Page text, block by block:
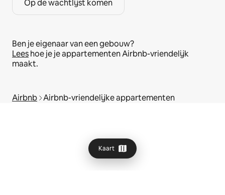
Kaart
Op de wachtlijst komen
Ben je eigenaar van een gebouw?
Leeshoe je je appartementen Airbnb-vriendelijk
maakt.
Airbnb Airbnb-vriendelijke appartementen